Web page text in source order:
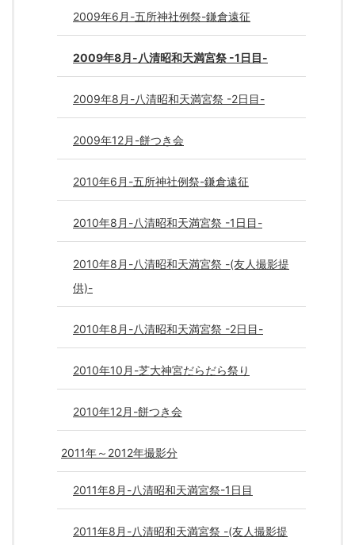
2009年6月-五所神社例祭-鎌倉遠征
2009年8月-八清昭和天満宮祭 -1日目-
2009年8月-八清昭和天満宮祭 -2日目-
2009年12月-餅つき会
2010年6月-五所神社例祭-鎌倉遠征
2010年8月-八清昭和天満宮祭 -1日目-
2010年8月-八清昭和天満宮祭 -(友人撮影提
供)-
2010年8月-八清昭和天満宮祭 -2日目-
2010年10月-芝大神宮だらだら祭り
2010年12月-餅つき会
2011年～2012年撮影分
2011年8月-八清昭和天満宮祭-1日目
2011年8月-八清昭和天満宮祭 -(友人撮影提